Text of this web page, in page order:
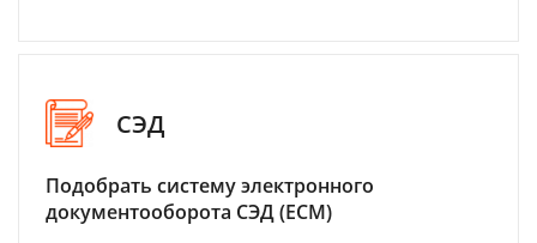
СЭД
Подобрать систему электронного
документооборота СЭД (ECM)